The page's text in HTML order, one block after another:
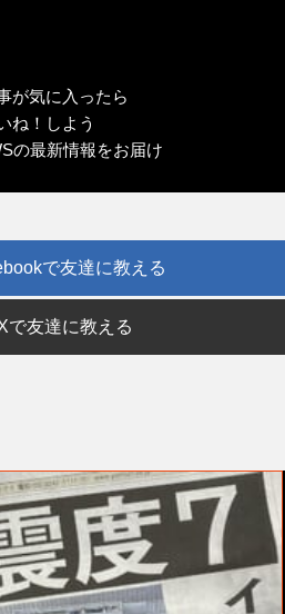
が気に入ったら
ね！しよう
の最新情報をお届け
で友達に教える
で友達に教える